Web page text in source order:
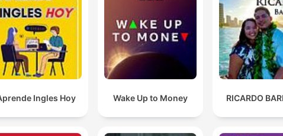
Ingles Hoy Wake Up to Money RICARDO